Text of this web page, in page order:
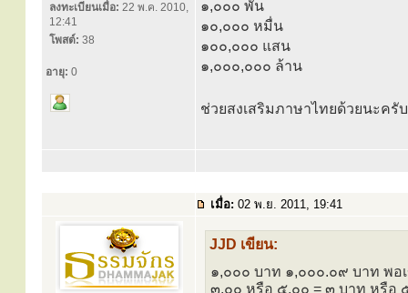
ลงทะเบียนเมื่อ: 22 พ.ค. 2010,
12:41
โพสต์: 38
อายุ: 0
๑,๐๐๐ พัน
๑๐,๐๐๐ หมื่น
๑๐๐,๐๐๐ แสน
๑,๐๐๐,๐๐๐ ล้าน
ช่วยสงเสริมภาษาไทยด้วยนะครั
เมื่อ: 02 พ.ย. 2011, 19:41
JJD เขียน:
๑,๐๐๐ บาท ๑,๐๐๐.๐๙ บาท พอ
๓,๐๐ หรือ ๕,๐๐ = ๓ บาท หรือ